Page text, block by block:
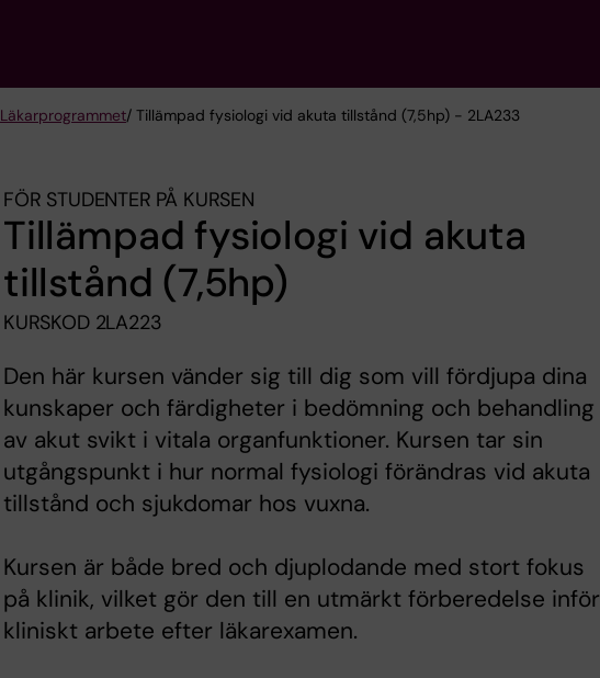
Läkarprogrammet/ Tillämpad fysiologi vid akuta tillstånd (7,5hp) - 2LA233
FÖR STUDENTER PÅ KURSEN
Tillämpad fysiologi vid akuta
tillstånd (7,5hp)
KURSKOD 2LA223
Den här kursen vänder sig till dig som vill fördjupa dina
kunskaper och färdigheter i bedömning och behandling
av akut svikt i vitala organfunktioner. Kursen tar sin
utgångspunkt i hur normal fysiologi förändras vid akuta
tillstånd och sjukdomar hos vuxna.
Kursen är både bred och djuplodande med stort fokus
på klinik, vilket gör den till en utmärkt förberedelse inför
kliniskt arbete efter läkarexamen.